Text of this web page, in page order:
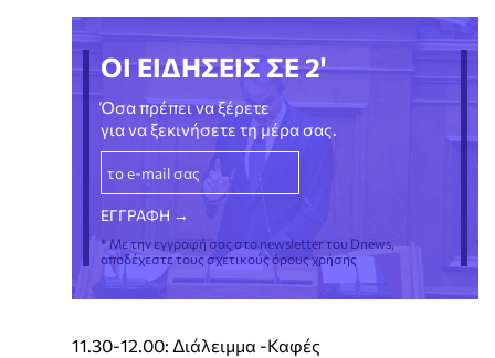
ΟΙ ΕΙΔΗΣΕΙΣ ΣΕ 2'
Όσα πρέπει να ξέρετε
για να ξεκινήσετε τη μέρα σας.
* Με την εγγραφή σας στο newsletter του Dnews,
αποδέχεστε τους σχετικούς όρους χρήσης
11.30-12.00: Διάλειμμα -Καφές